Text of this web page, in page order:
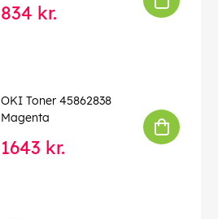
834 kr.
OKI Toner 45862838
Magenta
1643 kr.